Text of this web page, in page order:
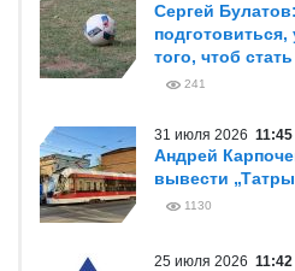
Сергей
подготовиться,
того, чтоб
241
31 июля 2026 11:45
Андрей
вывести
1130
25 июля 2026 11:42